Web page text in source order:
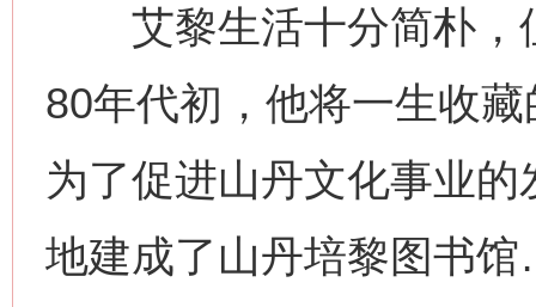
艾黎生活十分简朴，
80年代初，他将一生收
为了促进山丹文化事业
地建成了山丹培黎图书